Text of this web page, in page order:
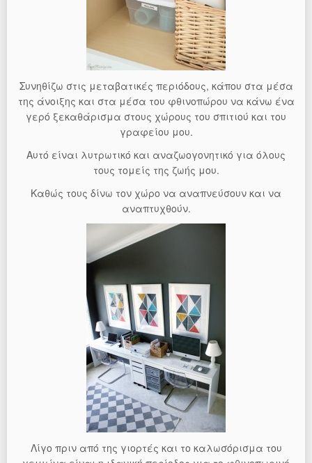
Συνηθίζω στις μεταβατικές περιόδους, κάπου στα μέσα
της άνοιξης και στα μέσα του φθινοπώρου να κάνω ένα
γερό ξεκαθάρισμα στους χώρους του σπιτιού και του
γραφείου μου.
Αυτό είναι λυτρωτικό και αναζωογονητικό για όλους
τους τομείς της ζωής μου.
Καθώς τους δίνω τον χώρο να αναπνεύσουν και να
αναπτυχθούν.
Λίγο πριν από της γιορτές και το καλωσόρισμα του